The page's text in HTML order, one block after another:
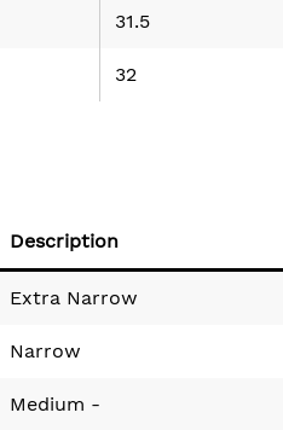
31.5
32
Description
Extra Narrow
Narrow
Medium -